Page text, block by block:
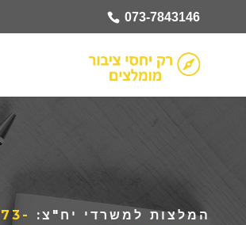
073-7843146
המלצות למשרדי יח"צ: